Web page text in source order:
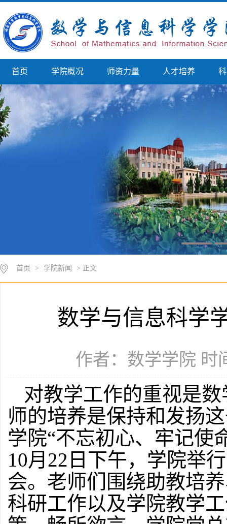
首页 学院概况 师资力量 人才培养
首页 > 学院新闻 > 正文
数学与信息科学
作者：数学学院 时
对教学工作的重视是
师的培养是保持和发扬
学院“不忘初心、牢记使
10月22日下午，学院举
会。 老师们围绕助教培
科研工作以及学院教学